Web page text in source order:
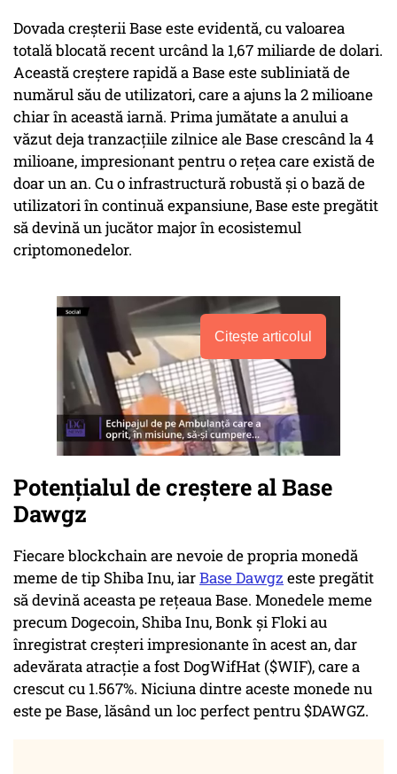
Dovada creșterii Base este evidentă, cu valoarea
totală blocată recent urcând la 1,67 miliarde de dolari.
Această creștere rapidă a Base este subliniată de
numărul său de utilizatori, care a ajuns la 2 milioane
chiar în această iarnă. Prima jumătate a anului a
văzut deja tranzacțiile zilnice ale Base crescând la 4
milioane, impresionant pentru o rețea care există de
doar un an. Cu o infrastructură robustă și o bază de
utilizatori în continuă expansiune, Base este pregătit
să devină un jucător major în ecosistemul
criptomonedelor.
Citește articolul
Potențialul de creștere al Base
Dawgz
Fiecare blockchain are nevoie de propria monedă
meme de tip Shiba Inu, iarBase Dawgz este pregătit
să devină aceasta pe rețeaua Base. Monedele meme
precum Dogecoin, Shiba Inu, Bonk și Floki au
înregistrat creșteri impresionante în acest an, dar
adevărata atracție a fost DogWifHat ($WIF), care a
crescut cu 1.567%. Niciuna dintre aceste monede nu
este pe Base, lăsând un loc perfect pentru $DAWGZ.